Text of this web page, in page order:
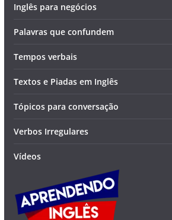
Inglês para negócios
Palavras que confundem
Tempos verbais
Textos e Piadas em Inglês
Tópicos para conversação
Verbos Irregulares
Vídeos